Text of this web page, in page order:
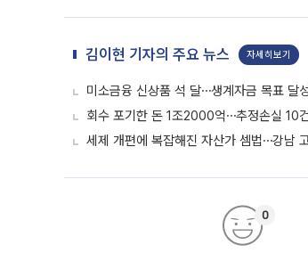
김이현 기자의 주요 뉴스 자세히보기
미소금융 신상품 석 달⋯생계자금 목표 달
회수 포기한 돈 1조2000억⋯추정손실 10
세제 개편에 복잡해진 자산가 셈법⋯강남
0